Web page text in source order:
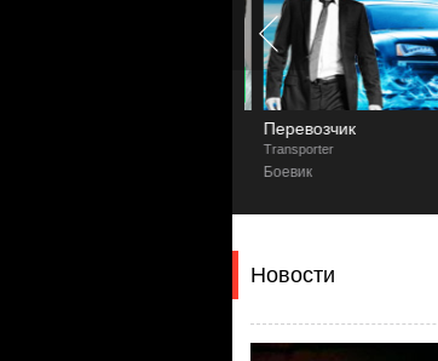
Перевозчик
Transporter
Боевик
Новости